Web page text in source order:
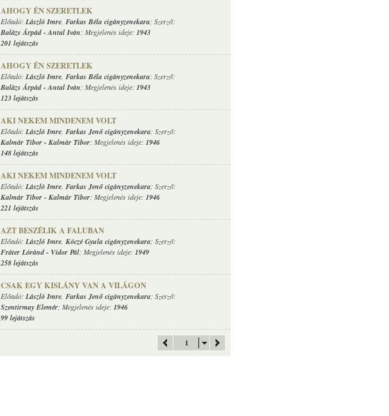
AHOGY ÉN SZERETLEK
Előadó: László Imre, Farkas Béla cigányzenekara; Szerző:
Balázs Árpád -Antal Iván; Megjelenés ideje: 1943
201 lejátszás
AHOGY ÉN SZERETLEK
Előadó: László Imre, Farkas Béla cigányzenekara; Szerző:
Balázs Árpád -Antal Iván; Megjelenés ideje: 1943
123 lejátszás
AKI NEKEM MINDENEM VOLT
Előadó: László Imre, Farkas Jenő cigányzenekara; Szerző:
Kalmár Tibor - Kalmár Tibor; Megjelenés ideje: 1946
148 lejátszás
AKI NEKEM MINDENEM VOLT
Előadó: László Imre, Farkas Jenő cigányzenekara; Szerző:
Kalmár Tibor - Kalmár Tibor; Megjelenés ideje: 1946
221 lejátszás
AZT BESZÉLIK A FALUBAN
Előadó: László Imre, Kóczé Gyula cigányzenekara; Szerző:
Fráter Lóránd - Vidor Pál; Megjelenés ideje: 1949
258 lejátszás
CSAK EGY KISLÁNY VAN A VILÁGON
Előadó: László Imre, Farkas Jenő cigányzenekara; Szerző:
Szentirmay Elemér; Megjelenés ideje: 1946
99 lejátszás
1